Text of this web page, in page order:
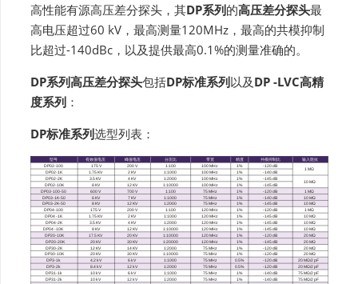
高性能有源高压差分探头，其DP系列的高压差分探头最
高电压超过60 kV，最高测量120MHz，最高的共模抑制
比超过-140dBc，以及提供最高0.1%的测量准确的。
DP系列高压差分探头包括DP标准系列以及 DP -LVC高精
度系列：
DP标准系列选型列表：